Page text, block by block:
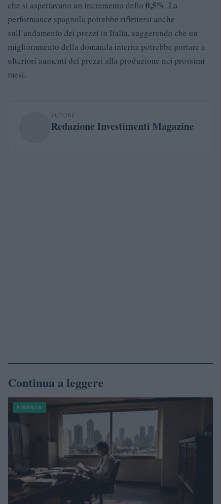
che si aspettavano un incremento dello 0,5%. La
performance spagnola potrebbe riflettersi anche
sull’andamento dei prezzi in Italia, suggerendo che un
miglioramento della domanda interna potrebbe portare a
ulteriori aumenti dei prezzi alla produzione nei prossimi
mesi.
AUTORE
Redazione Investimenti Magazine
Continua a leggere
FINANZA